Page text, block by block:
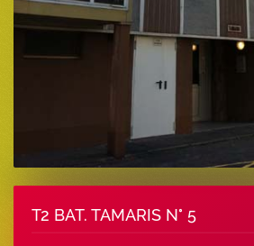
T2 BAT. TAMARIS N° 5